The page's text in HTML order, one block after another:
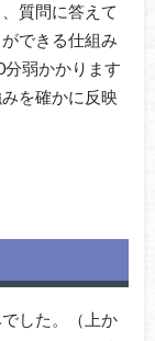
質問に答えて
できる仕組み
弱かかります
を確かに反映
した。（上か